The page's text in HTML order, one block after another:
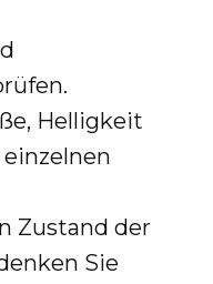
Helligkeit
Zustand der
Sie